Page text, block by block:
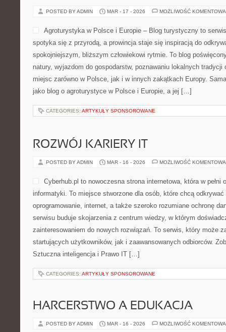
POSTED BY ADMIN MAR - 17 - 2026 MOŻLIWOŚĆ
Agroturystyka w Polsce i Europie – Blog turystyczny to
spotyka się z przyrodą, a prowincja staje się inspiracją do
spokojniejszym, bliższym człowiekowi rytmie. To blog
natury, wyjazdom do gospodarstw, poznawaniu lokalnych
miejsc zarówno w Polsce, jak i w innych zakątkach Europy.
jako blog o agroturystyce w Polsce i Europie, a jej […]
CATEGORIES: ARTYKUŁY SPONSOROWANE
ROZWÓJ KARIERY IT
POSTED BY ADMIN MAR - 16 - 2026 MOŻLIWOŚĆ
Cyberhub.pl to nowoczesna strona internetowa, która w pełni
informatyki. To miejsce stworzone dla osób, które chcą
oprogramowanie, internet, a także szeroko rozumiane ochronę
serwisu buduje skojarzenia z centrum wiedzy, w którym
zainteresowaniem do nowych rozwiązań. To serwis, który może
startujących użytkowników, jak i zaawansowanych odbiorców.
Sztuczna inteligencja i Prawo IT […]
CATEGORIES: ARTYKUŁY SPONSOROWANE
HARCERSTWO A EDUKACJA
POSTED BY ADMIN MAR - 16 - 2026 MOŻLIWOŚĆ